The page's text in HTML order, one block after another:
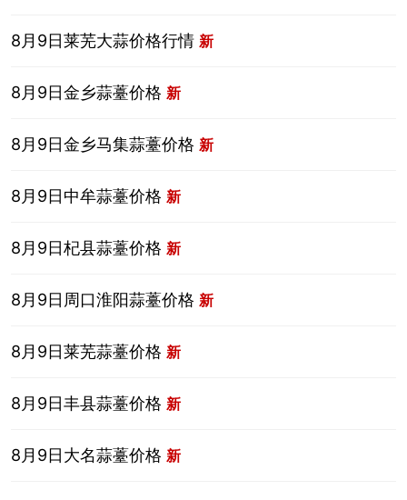
8月9日莱芜大蒜价格行情 新
8月9日金乡蒜薹价格 新
8月9日金乡马集蒜薹价格 新
8月9日中牟蒜薹价格 新
8月9日杞县蒜薹价格 新
8月9日周口淮阳蒜薹价格 新
8月9日莱芜蒜薹价格 新
8月9日丰县蒜薹价格 新
8月9日大名蒜薹价格 新